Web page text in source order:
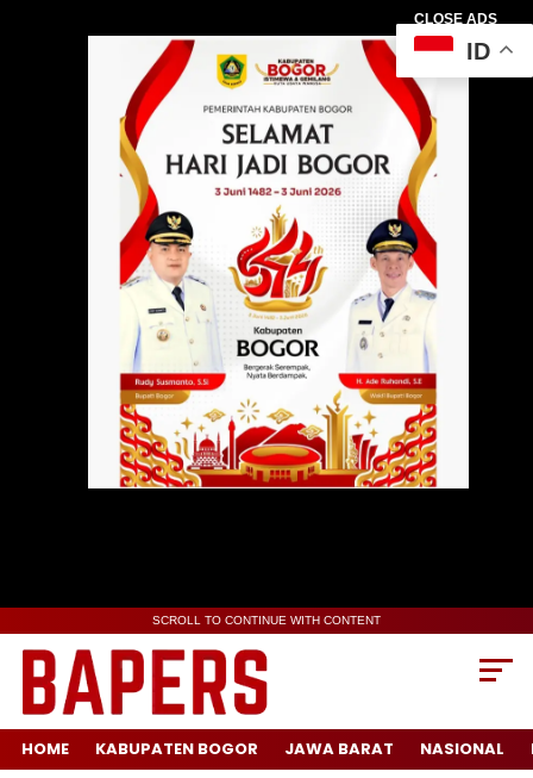
CLOSE ADS
SCROLL TO CONTINUE WITH CONTENT
HOME KABUPATEN BOGOR JAWA BARAT NASIONAL
ID